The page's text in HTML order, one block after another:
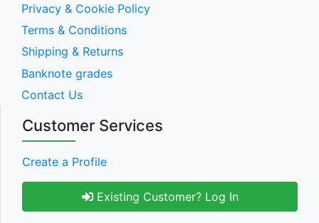
Privacy & Cookie Policy
Terms & Conditions
Shipping & Returns
Banknote grades
Contact Us
Customer Services
Create a Profile
Existing Customer? Log In